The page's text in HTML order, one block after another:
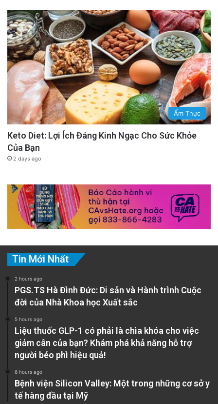
Ẩm Thực
Keto Diet: Lợi Ích Đáng Kinh Ngạc Cho Sức Khỏe
Của Bạn
2 days ago
Tin Mới Nhất
2 hours ago
PGS.TS Hà Đình Đức: Di sản và Hành trình Cuộc
đời của Nhà Khoa học Xuất sắc
5 hours ago
Liệu thuốc GLP-1 có phải là chìa khóa cho việc
giảm cân của bạn? Khám phá khả năng hỗ trợ
người béo phì hiệu quả!
6 hours ago
Bệnh viện Silicon Valley: Một trong những cơ sở y
tế hàng đầu tại Mỹ